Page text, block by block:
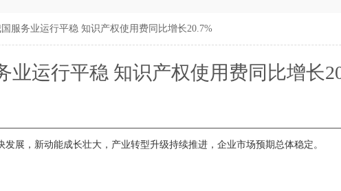
服务业运行平稳 知识产权使用费同比增长20.7%
业运行平稳 知识产权使用费同比增长
，新动能成长壮大，产业转型升级持续推进，企业市场预期总体稳定。